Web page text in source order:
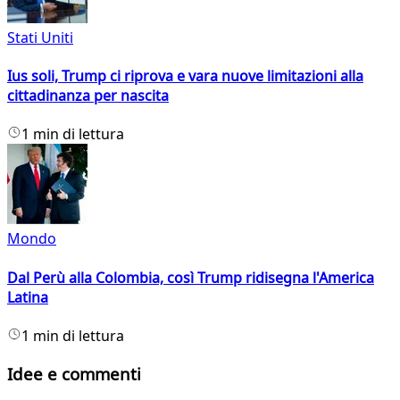
Stati Uniti
Ius soli, Trump ci riprova e vara nuove limitazioni alla
cittadinanza per nascita
1 min di lettura
Mondo
Dal Perù alla Colombia, così Trump ridisegna l'America
Latina
1 min di lettura
Idee e commenti